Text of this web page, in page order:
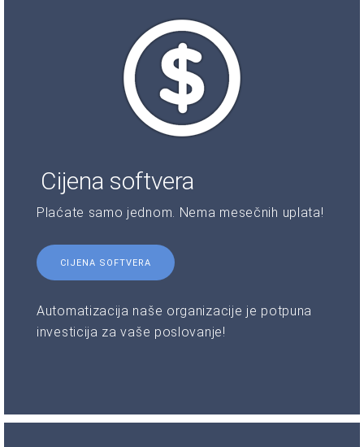
Cijena softvera
Plaćate samo jednom. Nema mesečnih uplata!
CIJENA SOFTVERA
Automatizacija naše organizacije je potpuna
investicija za vaše poslovanje!